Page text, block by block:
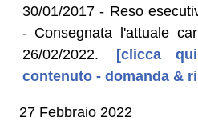
30/01/2017 - Reso
- Consegnata l'attuale
26/02/2022.
[clicca
contenuto - domanda &
27 Febbraio 2022